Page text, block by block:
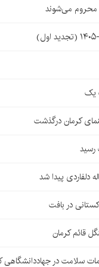
محروم می‌شوند
یک
کرمان درگذشت
قائم کرمان
سلامت در جهاددانشگاهی